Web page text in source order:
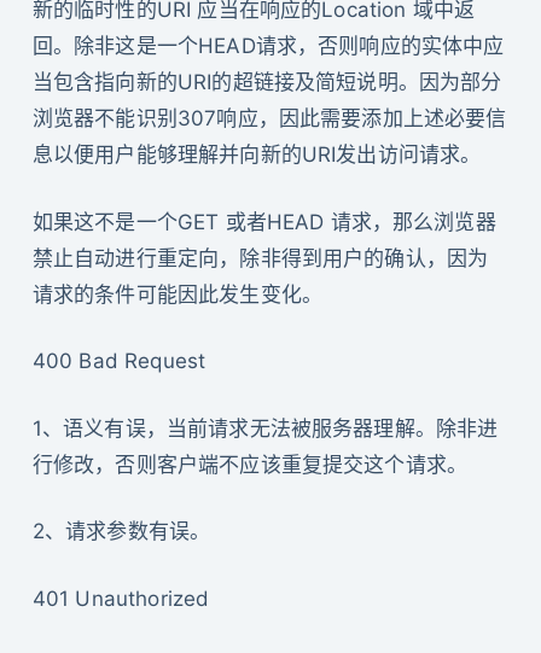
新的临时性的URI 应当在响应的Location 域中返
回。除非这是一个HEAD请求，否则响应的实体中应
当包含指向新的URI的超链接及简短说明。因为部分
浏览器不能识别307响应，因此需要添加上述必要信
息以便用户能够理解并向新的URI发出访问请求。
如果这不是一个GET 或者HEAD 请求，那么浏览器
禁止自动进行重定向，除非得到用户的确认，因为
请求的条件可能因此发生变化。
400 Bad Request
1、语义有误，当前请求无法被服务器理解。除非进
行修改，否则客户端不应该重复提交这个请求。
2、请求参数有误。
401 Unauthorized